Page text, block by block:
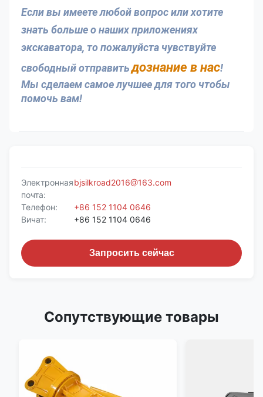
Если вы имеете любой вопрос или хотите
знать больше о наших приложениях
экскаватора, то пожалуйста чувствуйте
свободный отправитьдознание в нас!
Мы сделаем самое лучшее для того чтобы
помочь вам!
Электронная
почта:
bjsilkroad2016@163.com
Телефон:
+86 152 1104 0646
Вичат:
+86 152 1104 0646
Запросить сейчас
Сопутствующие товары